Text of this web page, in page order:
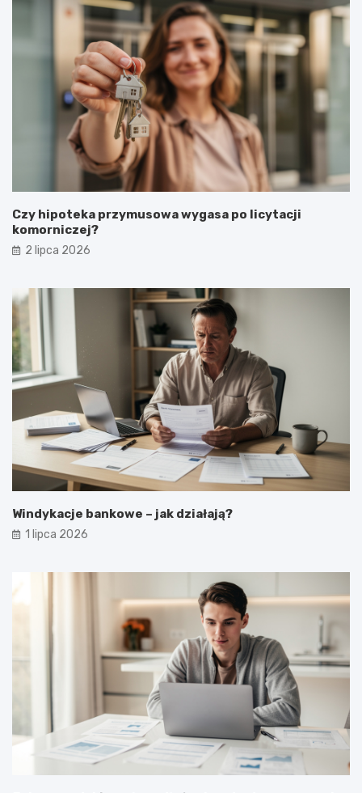
Czy hipoteka przymusowa wygasa po licytacji
komorniczej?
2 lipca 2026
Windykacje bankowe – jak działają?
1 lipca 2026